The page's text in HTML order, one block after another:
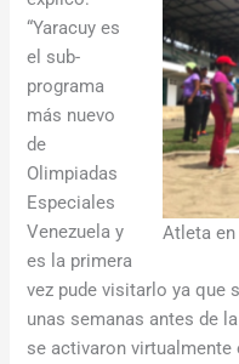
Atleta
“Yaracuy es
el sub-
programa
más nuevo
de
Olimpiadas
Especiales
Venezuela y
es la primera
vez pude visitarlo ya que
unas semanas antes de
se activaron